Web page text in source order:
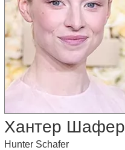
Хантер Шафер
Hunter Schafer